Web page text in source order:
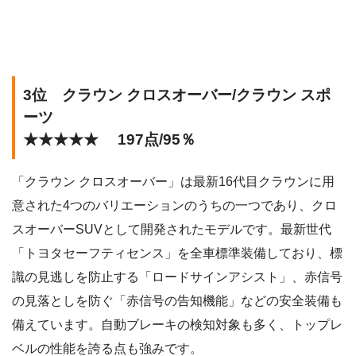
3位 クラウン クロスオーバー/クラウン スポ
ーツ
★★★★★ 197点/95％
「クラウン クロスオーバー」は最新16代目クラウンに用
意された4つのバリエーションのうちの一つであり、クロ
スオーバーSUVとして開発されたモデルです。最新世代
「トヨタセーフティセンス」を全車標準装備しており、標
識の見逃しを防止する「ロードサインアシスト」、赤信号
の見落としを防ぐ「赤信号の告知機能」などの安全装備も
備えています。自動ブレーキの検知対象も多く、トップレ
ベルの性能を誇る点も強みです。